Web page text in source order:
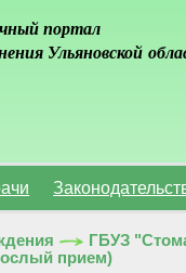
портал
Ульяновской
ГБУЗ
прием)